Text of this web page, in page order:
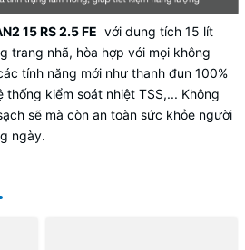
15 RS 2.5 FE với dung tích 15 lít
trang nhã, hòa hợp với mọi không
tính năng mới như thanh đun 100%
thống kiểm soát nhiệt TSS,... Không
sẽ mà còn an toàn sức khỏe người
ngày.